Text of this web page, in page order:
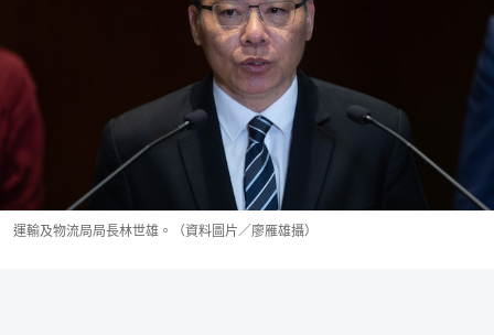
運輸及物流局局長林世雄。（資料圖片／廖雁雄攝）